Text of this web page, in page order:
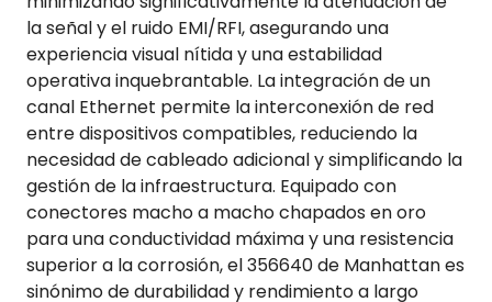
la señal y el ruido EMI/RFI, asegurando una
experiencia visual nítida y una estabilidad
operativa inquebrantable. La integración de un
canal Ethernet permite la interconexión de red
entre dispositivos compatibles, reduciendo la
necesidad de cableado adicional y simplificando la
gestión de la infraestructura. Equipado con
conectores macho a macho chapados en oro
para una conductividad máxima y una resistencia
superior a la corrosión, el 356640 de Manhattan es
sinónimo de durabilidad y rendimiento a largo